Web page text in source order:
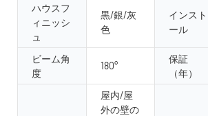
ハウスフ
ィニッシ
ュ
黒/銀/灰
色
インスト
ール
ビーム角
度
180°
保証
（年）
屋内/屋
外の壁の